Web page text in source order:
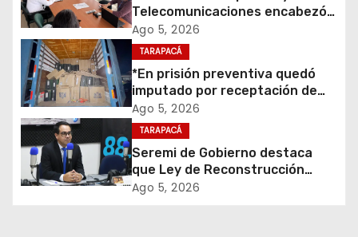
ó
n
d
e
e
n
Telecomunicaciones encabezó
primera mesa de coordinación
para el retiro de cables en
desuso en Iquique
Ago 5, 2026
TARAPACÁ
*En prisión preventiva quedó
imputado por receptación de
cigarrillos avaluados en $1.600
millones*
Ago 5, 2026
TARAPACÁ
Seremi de Gobierno destaca
que Ley de Reconstrucción
Nacional impulsará la inversión
Ago 5, 2026